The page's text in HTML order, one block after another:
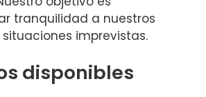
tranquilidad a nuestros
imprevistas.
disponibles